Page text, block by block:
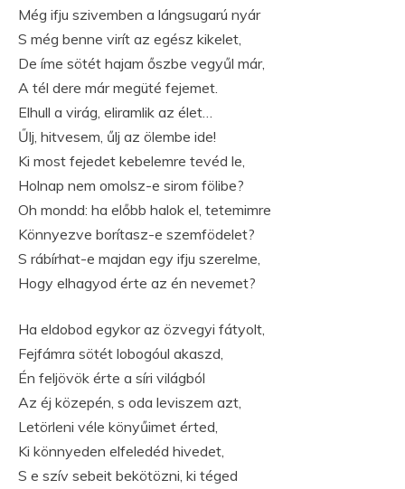
Még ifju szivemben a lángsugarú nyár
S még benne virít az egész kikelet,
De íme sötét hajam őszbe vegyűl már,
A tél dere már megüté fejemet.
Elhull a virág, eliramlik az élet…
Űlj, hitvesem, űlj az ölembe ide!
Ki most fejedet kebelemre tevéd le,
Holnap nem omolsz-e sirom fölibe?
Oh mondd: ha előbb halok el, tetemimre
Könnyezve borítasz-e szemfödelet?
S rábírhat-e majdan egy ifju szerelme,
Hogy elhagyod érte az én nevemet?
Ha eldobod egykor az özvegyi fátyolt,
Fejfámra sötét lobogóul akaszd,
Én feljövök érte a síri világból
Az éj közepén, s oda leviszem azt,
Letörleni véle könyűimet érted,
Ki könnyeden elfeledéd hivedet,
S e szív sebeit bekötözni, ki téged